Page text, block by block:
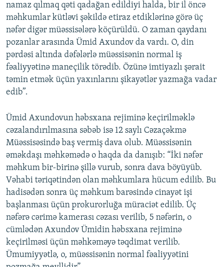
namaz qılmaq qəti qadağan edildiyi halda, bir il öncə
məhkumlar kütləvi şəkildə etiraz etdiklərinə görə üç
nəfər digər müəssisələrə köçürüldü. O zaman qaydanı
pozanlar arasında Ümid Axundov da vardı. O, din
pərdəsi altında dəfələrlə müəssisənin normal iş
fəaliyyətinə maneçilik törədib. Özünə imtiyazlı şərait
təmin etmək üçün yaxınlarını şikayətlər yazmağa vadar
edib”.
Ümid Axundovun həbsxana rejiminə keçirilməklə
cəzalandırılmasına səbəb isə 12 saylı Cəzaçəkmə
Müəssisəsində baş vermiş dava olub. Müəssisənin
əməkdaşı məhkəmədə o haqda da danışıb: “İki nəfər
məhkum bir-birinə şillə vurub, sonra dava böyüyüb.
Vəhabi təriqətindən olan məhkumlara hücum edilib. Bu
hadisədən sonra üç məhkum barəsində cinayət işi
başlanması üçün prokurorluğa müraciət edilib. Üç
nəfərə cərimə kamerası cəzası verilib, 5 nəfərin, o
cümlədən Axundov Ümidin həbsxana rejiminə
keçirilməsi üçün məhkəməyə təqdimat verilib.
Ümumiyyətlə, o, müəssisənin normal fəaliyyətini